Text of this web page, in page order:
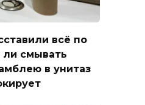
всё по
смывать
в унитаз